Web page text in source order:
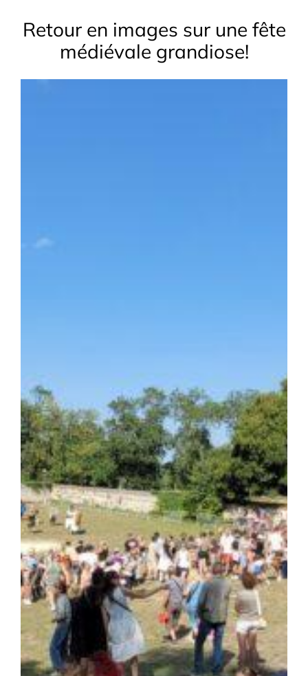
Retour en images sur une fête
médiévale grandiose!